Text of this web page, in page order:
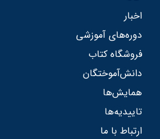
اخبار
دوره‌های آموزشی
فروشگاه کتاب
دانش‌آموختگان
همایش‌ها
تاییدیه‌ها
ارتباط با ما